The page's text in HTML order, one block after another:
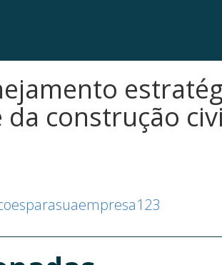
construção